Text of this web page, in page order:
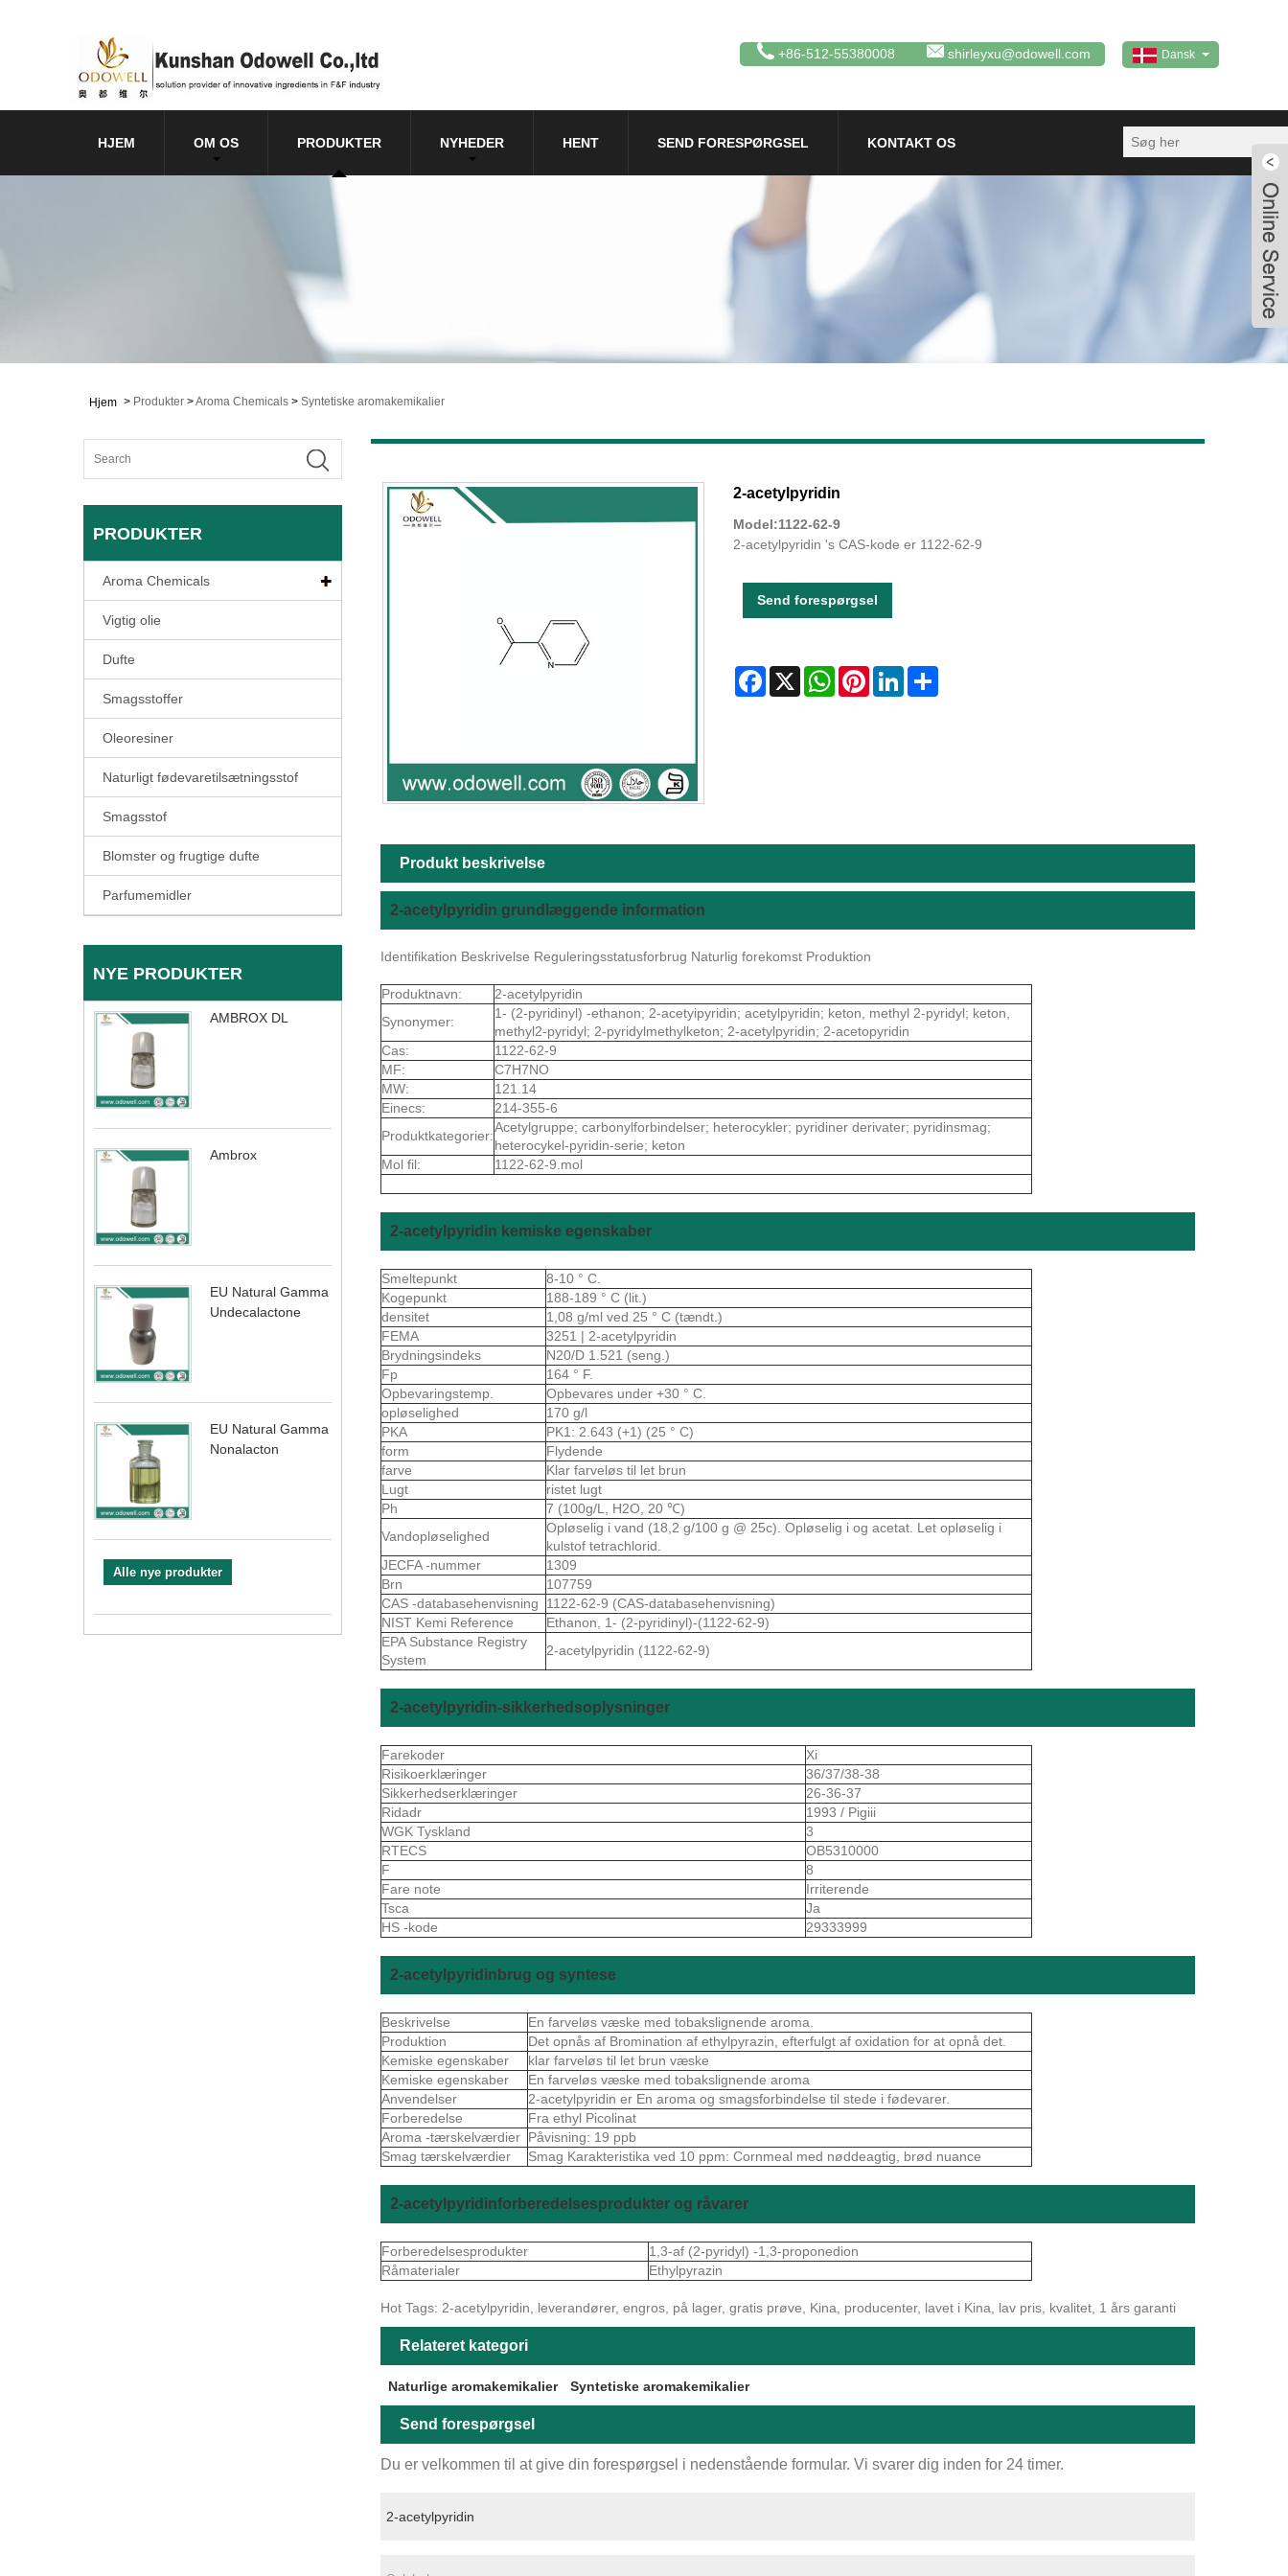
Dansk
+86-512-55380008 shirleyxu@odowell.com
HJEM OM OS PRODUKTER NYHEDER HENT SEND FORESPØRGSEL KONTAKT OS
Hjem > Produkter >Aroma Chemicals > Syntetiske aromakemikalier
PRODUKTER
Aroma Chemicals
Vigtig olie
Dufte
Smagsstoffer
Oleoresiner
Naturligt fødevaretilsætningsstof
Smagsstof
Blomster og frugtige dufte
Parfumemidler
NYE PRODUKTER
AMBROX DL
Ambrox
EU Natural Gamma
Undecalactone
EU Natural Gamma
Nonalacton
Alle nye produkter
2-acetylpyridin
Model:1122-62-9
2-acetylpyridin 's CAS-kode er 1122-62-9
Send forespørgsel
Facebook
X WhatsAppPinterestLinkedInShare
Produkt beskrivelse
2-acetylpyridin grundlæggende information
Identifikation Beskrivelse Reguleringsstatusforbrug Naturlig forekomst Produktion
Produktnavn:
2-acetylpyridin
Synonymer:
1- (2-pyridinyl) -ethanon; 2-acetyipyridin; acetylpyridin; keton, methyl 2-pyridyl; keton,
methyl2-pyridyl; 2-pyridylmethylketon; 2-acetylpyridin; 2-acetopyridin
Cas:
1122-62-9
MF:
C7H7NO
MW:
121.14
Einecs:
214-355-6
Produktkategorier:
Acetylgruppe; carbonylforbindelser; heterocykler; pyridiner derivater; pyridinsmag;
heterocykel-pyridin-serie; keton
Mol fil:
1122-62-9.mol
2-acetylpyridin kemiske egenskaber
Smeltepunkt
8-10 ° C.
Kogepunkt
188-189 ° C (lit.)
densitet
1,08 g/ml ved 25 ° C (tændt.)
FEMA
3251 | 2-acetylpyridin
Brydningsindeks
N20/D 1.521 (seng.)
Fp
164 ° F.
Opbevaringstemp.
Opbevares under +30 ° C.
opløselighed
170 g/l
PKA
PK1: 2.643 (+1) (25 ° C)
form
Flydende
farve
Klar farveløs til let brun
Lugt
ristet lugt
Ph
7 (100g/L, H2O, 20 ℃)
Vandopløselighed
Opløselig i vand (18,2 g/100 g @ 25c). Opløselig i og acetat. Let opløselig i
kulstof tetrachlorid.
JECFA -nummer
1309
Brn
107759
CAS -databasehenvisning
1122-62-9 (CAS-databasehenvisning)
NIST Kemi Reference
Ethanon, 1- (2-pyridinyl)-(1122-62-9)
EPA Substance Registry
System
2-acetylpyridin (1122-62-9)
2-acetylpyridin-sikkerhedsoplysninger
Farekoder
Xi
Risikoerklæringer
36/37/38-38
Sikkerhedserklæringer
26-36-37
Ridadr
1993 / Pigiii
WGK Tyskland
3
RTECS
OB5310000
F
8
Fare note
Irriterende
Tsca
Ja
HS -kode
29333999
2-acetylpyridinbrug og syntese
Beskrivelse
En farveløs væske med tobakslignende aroma.
Produktion
Det opnås af Bromination af ethylpyrazin, efterfulgt af oxidation for at opnå det.
Kemiske egenskaber
klar farveløs til let brun væske
Kemiske egenskaber
En farveløs væske med tobakslignende aroma
Anvendelser
2-acetylpyridin er En aroma og smagsforbindelse til stede i fødevarer.
Forberedelse
Fra ethyl Picolinat
Aroma -tærskelværdier Påvisning: 19 ppb
Smag tærskelværdier
Smag Karakteristika ved 10 ppm: Cornmeal med nøddeagtig, brød nuance
2-acetylpyridinforberedelsesprodukter og råvarer
Forberedelsesprodukter
1,3-af (2-pyridyl) -1,3-proponedion
Råmaterialer
Ethylpyrazin
Hot Tags: 2-acetylpyridin, leverandører, engros, på lager, gratis prøve, Kina, producenter, lavet i Kina, lav pris, kvalitet, 1 års garanti
Relateret kategori
Naturlige aromakemikalier Syntetiske aromakemikalier
Send forespørgsel
Du er velkommen til at give din forespørgsel i nedenstående formular. Vi svarer dig inden for 24 timer.